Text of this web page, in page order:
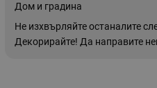
Дом и градина
Не изхвърляйте останалите
Декорирайте! Да направите